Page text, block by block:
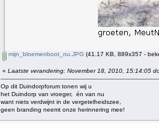
mijn_bloemenboot_nu.JPG (41.17 KB, 889x357 -
« Laatste verandering: November 18, 2010, 15:14:05
Op dit Duindorpforum tonen wij u
het Duindorp van vroeger, én van nu
want niets verdwijnt in de vergetelheidszee,
geen branding neemt onze herinnering mee!